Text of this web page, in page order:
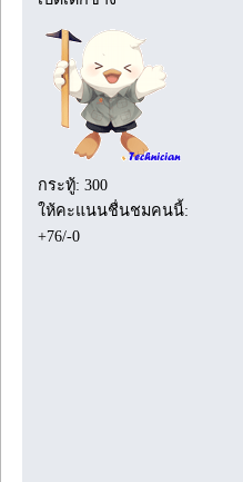
กระทู้: 300
ให้คะแนนชื่นชมคนนี้:
+76/-0